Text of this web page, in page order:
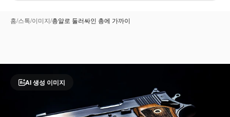
홈/스톡/이미지/총알로 둘러싸인 총에 가까이
AI 생성 이미지